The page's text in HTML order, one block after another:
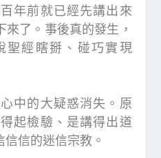
年前就已經先講出來
了。事後真的發生，
聖經瞎掰、碰巧實現
中的大疑惑消失。原
起檢驗、是講得出道
信的迷信宗教。